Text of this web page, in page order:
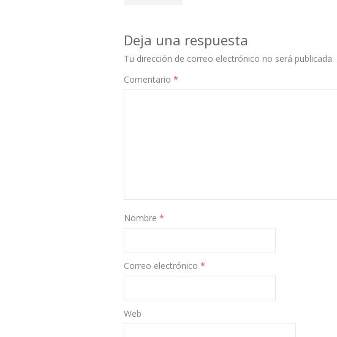
Deja una respuesta
Tu dirección de correo electrónico no será publicada.
Comentario *
Nombre *
Correo electrónico *
Web